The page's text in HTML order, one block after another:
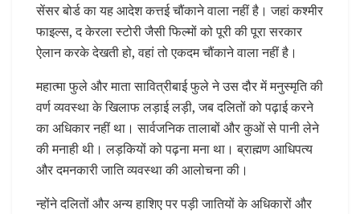
सेंसर बोर्ड का यह आदेश कत्तई चौंकाने वाला नहीं है। जहां कश्मीर
फाइल्स, द केरला स्टोरी जैसी फिल्मों को पूरी की पूरा सरकार
ऐलान करके देखती हो, वहां तो एकदम चौंकाने वाला नहीं है।
महात्मा फुले और माता सावित्रीबाई फुले ने उस दौर में मनुस्मृति की
वर्ण व्यवस्था के खिलाफ लड़ाई लड़ी, जब दलितों को पढ़ाई करने
का अधिकार नहीं था। सार्वजनिक तालाबों और कुओं से पानी लेने
की मनाही थी। लड़कियों को पढ़ना मना था। ब्राह्मण आधिपत्य
और दमनकारी जाति व्यवस्था की आलोचना की।
न्होंने दलितों और अन्य हाशिए पर पड़ी जातियों के अधिकारों और